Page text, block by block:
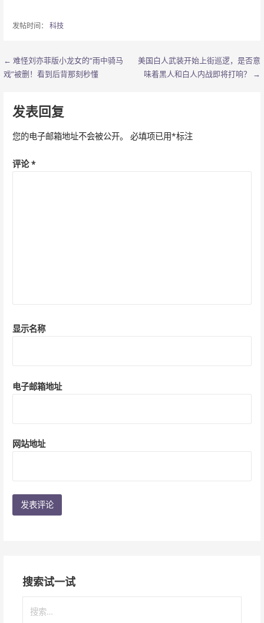
发帖时间： 科技
文
导
航
← 难怪刘亦菲版小龙女的“雨中骑马
戏”被删！看到后背那刻秒懂
美国白人武装开始上街巡逻，是否意
味着黑人和白人内战即将打响？ →
发表回复
您的电子邮箱地址不会被公开。 必填项已用*标注
评论*
显示名称
电子邮箱地址
网站地址
搜索试一试
索